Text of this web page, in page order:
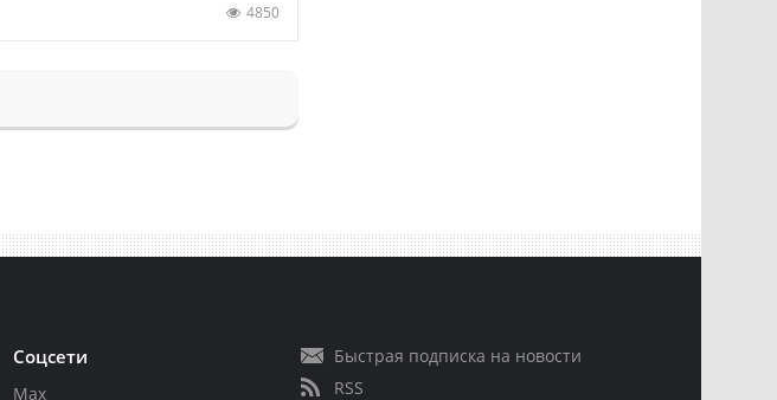
4850
Соцсети
Max
Быстрая подписка на новости
RSS